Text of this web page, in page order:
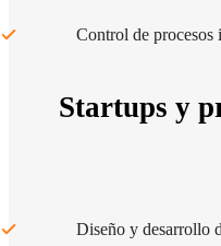
Control de procesos
Startups y
Diseño y desarrollo